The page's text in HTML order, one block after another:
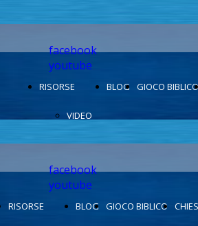
facebook
youtube
RISORSE
VIDEO
BIBBIA
BLOG GIOCO BIBLICO
facebook
youtube
RISORSE BLOG GIOCO BIBLICO